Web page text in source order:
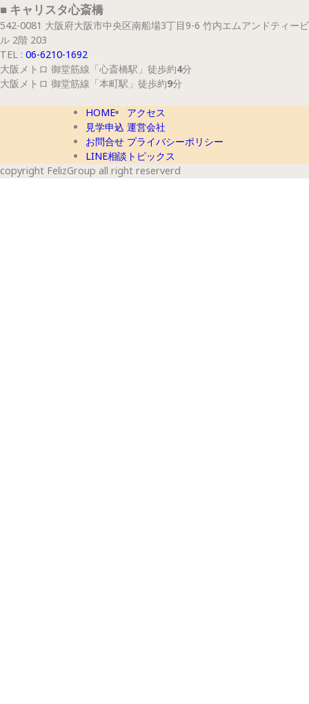
■ キャリスタ心斎橋
542-0081 大阪府大阪市中央区南船場3丁目9-6 竹内エムアンドティービ
ル 2階 203
TEL : 06-6210-1692
大阪メトロ 御堂筋線 「心斎橋駅」 徒歩約4分
大阪メトロ 御堂筋線 「本町駅」 徒歩約9分
HOME
見学申込
お問合せ
LINE相談
アクセス
運営会社
プライバシーポリシー
トピックス
copyright FelizGroup all right reserverd